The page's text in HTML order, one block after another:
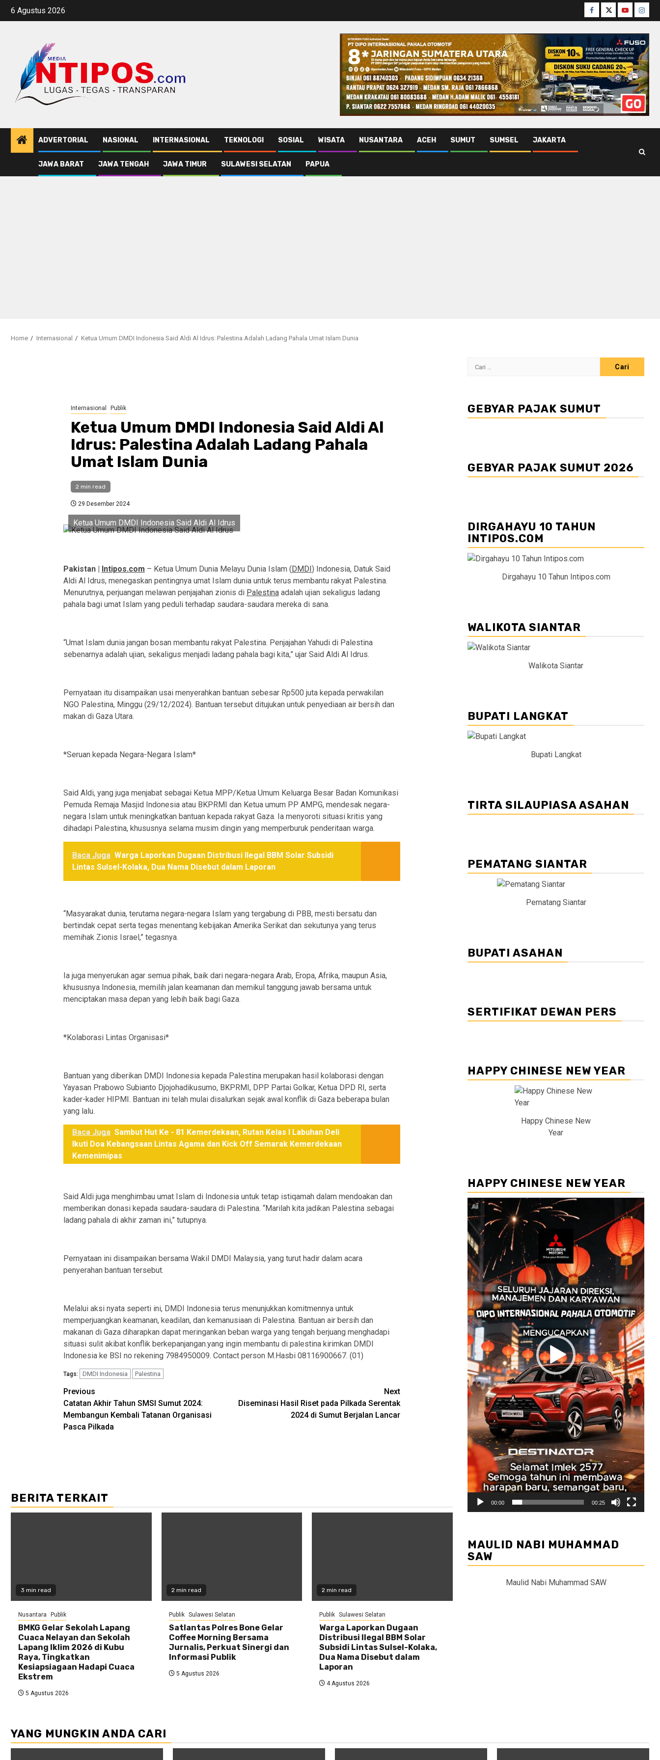
Skip
6 Agustus 2026 Facebook
TwitterYoutube
ADVERTORIAL NASIONAL INTERNASIONAL TEKNOLOGI SOSIAL WISATA NUSANTARA ACEH SUMUT SUMSEL JAKARTA
JAWA BARAT JAWA TENGAH JAWA TIMUR SULAWESI SELATAN PAPUA
Home Internasional Ketua Umum DMDI Indonesia Said Aldi Al Idrus: Palestina Adalah Ladang Pahala Umat Islam Dunia
Internasional Publik
Ketua Umum DMDI Indonesia Said Aldi Al
Idrus: Palestina Adalah Ladang Pahala
Umat Islam Dunia
2 min read
29 Desember 2024
Ketua Umum DMDI Indonesia Said Aldi Al Idrus
Pakistan | Intipos.com – Ketua Umum Dunia Melayu Dunia Islam ( DMDI ) Indonesia, Datuk Said
Aldi Al Idrus, menegaskan pentingnya umat Islam dunia untuk terus membantu rakyat Palestina.
Menurutnya, perjuangan melawan penjajahan zionis di Palestinaadalah ujian sekaligus ladang
pahala bagi umat Islam yang peduli terhadap saudara-saudara mereka di sana.
“Umat Islam dunia jangan bosan membantu rakyat Palestina. Penjajahan Yahudi di Palestina
sebenarnya adalah ujian, sekaligus menjadi ladang pahala bagi kita,” ujar Said Aldi Al Idrus.
Pernyataan itu disampaikan usai menyerahkan bantuan sebesar Rp500 juta kepada perwakilan
NGO Palestina, Minggu (29/12/2024). Bantuan tersebut ditujukan untuk penyediaan air bersih dan
makan di Gaza Utara.
*Seruan kepada Negara-Negara Islam*
Said Aldi, yang juga menjabat sebagai Ketua MPP/Ketua Umum Keluarga Besar Badan Komunikasi
Pemuda Remaja Masjid Indonesia atau BKPRMI dan Ketua umum PP AMPG, mendesak negara-
negara Islam untuk meningkatkan bantuan kepada rakyat Gaza. Ia menyoroti situasi kritis yang
dihadapi Palestina, khususnya selama musim dingin yang memperburuk penderitaan warga.
Baca Juga Warga Laporkan Dugaan Distribusi Ilegal BBM Solar Subsidi
Lintas Sulsel-Kolaka, Dua Nama Disebut dalam Laporan
“Masyarakat dunia, terutama negara-negara Islam yang tergabung di PBB, mesti bersatu dan
bertindak cepat serta tegas menentang kebijakan Amerika Serikat dan sekutunya yang terus
memihak Zionis Israel,” tegasnya.
Ia juga menyerukan agar semua pihak, baik dari negara-negara Arab, Eropa, Afrika, maupun Asia,
khususnya Indonesia, memilih jalan keamanan dan memikul tanggung jawab bersama untuk
menciptakan masa depan yang lebih baik bagi Gaza.
*Kolaborasi Lintas Organisasi*
Bantuan yang diberikan DMDI Indonesia kepada Palestina merupakan hasil kolaborasi dengan
Yayasan Prabowo Subianto Djojohadikusumo, BKPRMI, DPP Partai Golkar, Ketua DPD RI, serta
kader-kader HIPMI. Bantuan ini telah mulai disalurkan sejak awal konflik di Gaza beberapa bulan
yang lalu.
Baca Juga Sambut Hut Ke - 81 Kemerdekaan, Rutan Kelas I Labuhan Deli
Ikuti Doa Kebangsaan Lintas Agama dan Kick Off Semarak Kemerdekaan
Kemenimipas
Said Aldi juga menghimbau umat Islam di Indonesia untuk tetap istiqamah dalam mendoakan dan
memberikan donasi kepada saudara-saudara di Palestina. “Marilah kita jadikan Palestina sebagai
ladang pahala di akhir zaman ini,” tutupnya.
Pernyataan ini disampaikan bersama Wakil DMDI Malaysia, yang turut hadir dalam acara
penyerahan bantuan tersebut.
Melalui aksi nyata seperti ini, DMDI Indonesia terus menunjukkan komitmennya untuk
memperjuangkan keamanan, keadilan, dan kemanusiaan di Palestina. Bantuan air bersih dan
makanan di Gaza diharapkan dapat meringankan beban warga yang tengah berjuang menghadapi
situasi sulit akibat konflik berkepanjangan.yang ingin membantu di palestina kirimkan DMDI
Indonesia ke BSI no rekening 7984950009. Contact person M.Hasbi 08116900667. (01)
Tags: DMDI Indonesia Palestina
Post
navigation
Previous
Catatan Akhir Tahun SMSI Sumut 2024:
Membangun Kembali Tatanan Organisasi
Pasca Pilkada
Next
Diseminasi Hasil Riset pada Pilkada Serentak
2024 di Sumut Berjalan Lancar
BERITA TERKAIT
3 min read
Nusantara Publik
BMKG Gelar Sekolah Lapang
Cuaca Nelayan dan Sekolah
Lapang Iklim 2026 di Kubu
Raya, Tingkatkan
Kesiapsiagaan Hadapi Cuaca
Ekstrem
5 Agustus 2026
2 min read
Publik Sulawesi Selatan
Satlantas Polres Bone Gelar
Coffee Morning Bersama
Jurnalis, Perkuat Sinergi dan
Informasi Publik
5 Agustus 2026
2 min read
Publik Sulawesi Selatan
Warga Laporkan Dugaan
Distribusi Ilegal BBM Solar
Subsidi Lintas Sulsel-Kolaka,
Dua Nama Disebut dalam
Laporan
4 Agustus 2026
Cari
GEBYAR PAJAK SUMUT
GEBYAR PAJAK SUMUT 2026
DIRGAHAYU 10 TAHUN
INTIPOS.COM
Dirgahayu 10 Tahun Intipos.com
WALIKOTA SIANTAR
Walikota Siantar
BUPATI LANGKAT
Bupati Langkat
TIRTA SILAUPIASA ASAHAN
PEMATANG SIANTAR
Pematang Siantar
BUPATI ASAHAN
SERTIFIKAT DEWAN PERS
HAPPY CHINESE NEW YEAR
Happy Chinese New
Year
HAPPY CHINESE NEW YEAR
Pemutar
Video
00:00 00:25
MAULID NABI MUHAMMAD
SAW
Maulid Nabi Muhammad SAW
YANG MUNGKIN ANDA CARI